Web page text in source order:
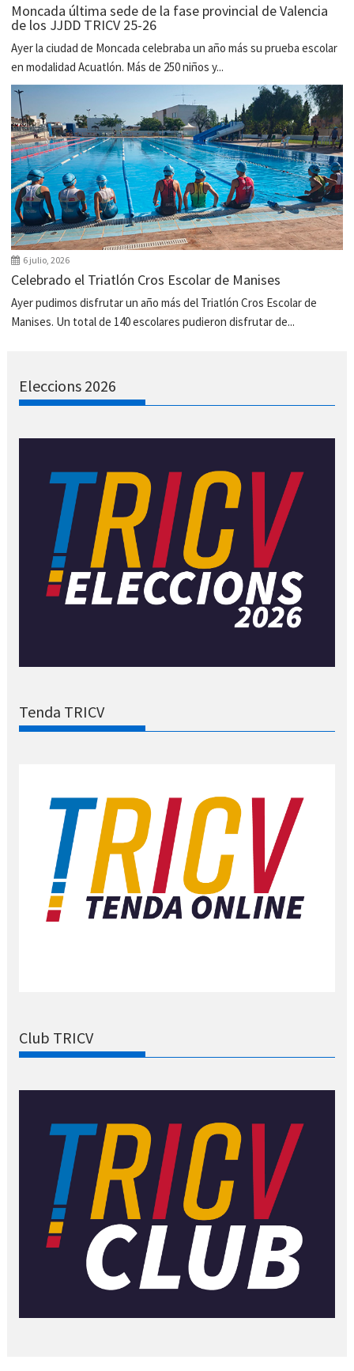
Moncada última sede de la fase provincial de Valencia
de los JJDD TRICV 25-26
Ayer la ciudad de Moncada celebraba un año más su prueba escolar
en modalidad Acuatlón. Más de 250 niños y...
6 julio, 2026
Celebrado el Triatlón Cros Escolar de Manises
Ayer pudimos disfrutar un año más del Triatlón Cros Escolar de
Manises. Un total de 140 escolares pudieron disfrutar de...
Eleccions 2026
Tenda TRICV
Club TRICV